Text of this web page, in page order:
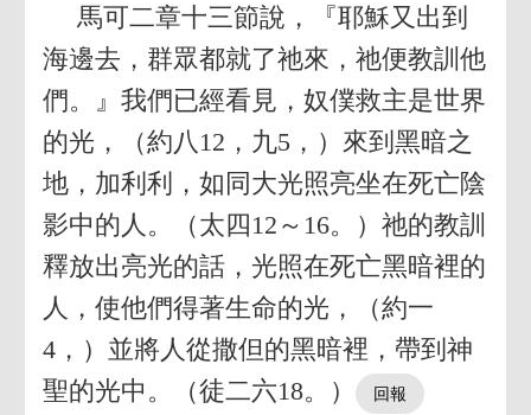
馬可二章十三節說，『耶穌又出到
海邊去，群眾都就了祂來，祂便教訓他
們。』我們已經看見，奴僕救主是世界
的光，（約八12，九5，）來到黑暗之
地，加利利，如同大光照亮坐在死亡陰
影中的人。（太四12～16。）祂的教訓
釋放出亮光的話，光照在死亡黑暗裡的
人，使他們得著生命的光，（約一
4，）並將人從撒但的黑暗裡，帶到神
聖的光中。（徒二六18。）